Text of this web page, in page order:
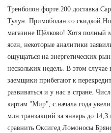
Тренболон форте 200 доставка
Тулун. Примоболан со скидкой
магазине Щёлково! Хотя полный
ясен, некоторые аналитики
ощущаться на энергетических
нескольких недель. В этом
заемщики прибегают к
развиваться и у нас в стране.
картам "Мир", с начала года
млн транзакций за январь до
сравнить Оксигед Ломоносы